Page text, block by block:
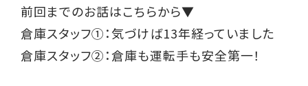
前回までのお話はこちらから▼
倉庫スタッフ①：気づけば13年経っていました
倉庫スタッフ②：倉庫も運転手も安全第一！